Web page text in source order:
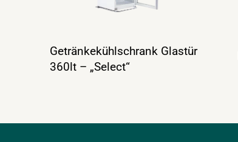
Getränkekühlschrank Glastür
360lt – „Select“